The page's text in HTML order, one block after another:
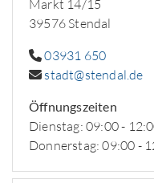
Markt 14/15
39576 Stendal
03931 650
stadt@stendal.de
Öffnungszeiten
Dienstag: 09:00 -
Donnerstag: 09:00 -